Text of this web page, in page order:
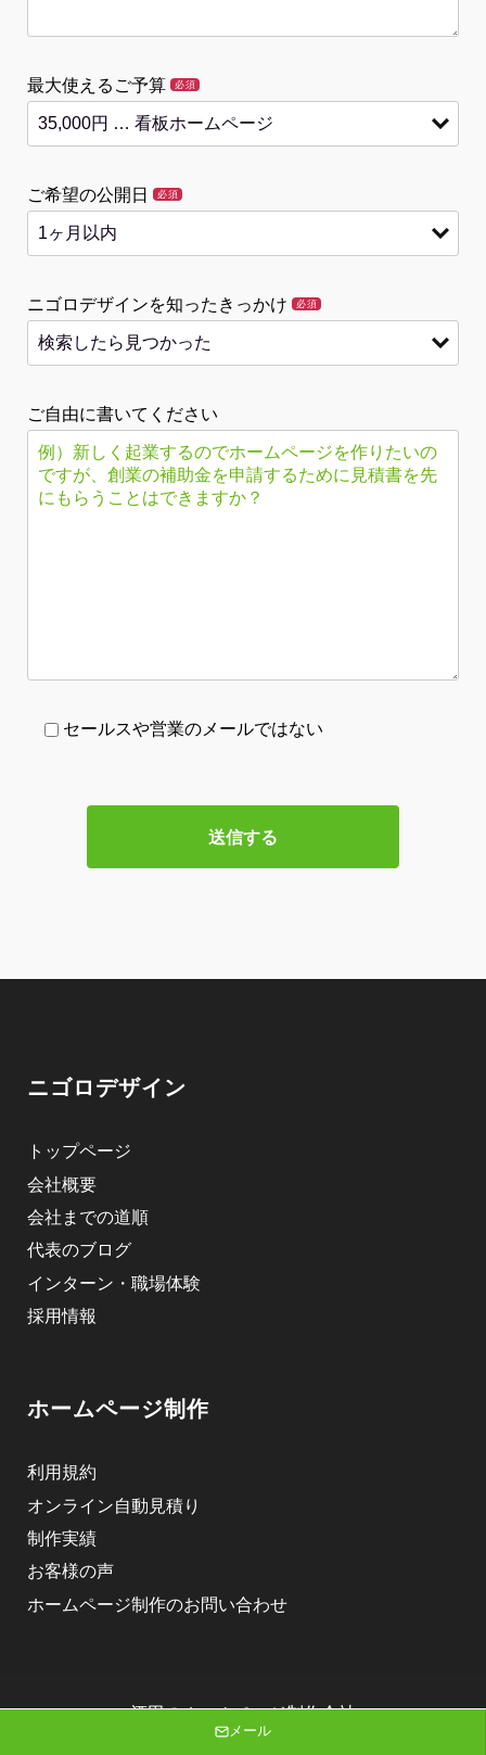
最大使えるご予算 必須
ご希望の公開日 必須
ニゴロデザインを知ったきっかけ 必須
ご自由に書いてください
セールスや営業のメールではない
ニゴロデザイン
トップページ
会社概要
会社までの道順
代表のブログ
インターン・職場体験
採用情報
ホームページ制作
利用規約
オンライン自動見積り
制作実績
お客様の声
ホームページ制作のお問い合わせ
酒田のホームページ制作会社
株式会社ニゴロデザイン
メール